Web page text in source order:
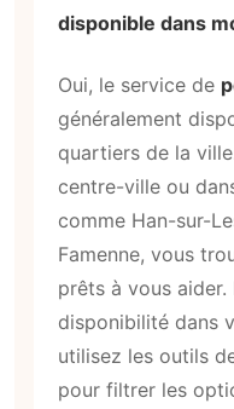
disponible dans
Oui, le service de
généralement
quartiers de la
centre-ville ou
comme Han-sur-
Famenne, vous
prêts à vous
disponibilité dans
utilisez les outils
pour filtrer les